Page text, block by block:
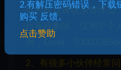
你的权益请联系管理员
2、有很多小伙伴经常
2.有解压密码错误，下载
购买 反馈。
点击赞助